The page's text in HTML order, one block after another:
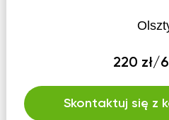
220 zł/
Skontaktuj się z